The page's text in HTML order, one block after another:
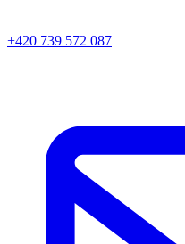
+420 739 572 087